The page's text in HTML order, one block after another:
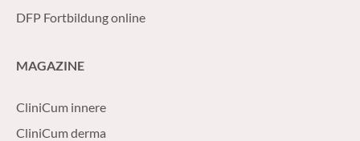
DFP Fortbildung online
MAGAZINE
CliniCum innere
CliniCum derma